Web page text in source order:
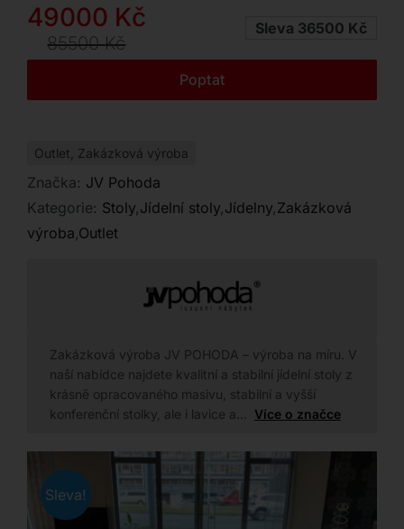
Sleva!
ihned k odběru.
85500Kč
Původní
cena
85500 Kč.
49000 Kč
Aktuální
cena
49000 Kč.
Sleva 36500 Kč
Poptat
Outlet Zakázková výroba
Značka: JV Pohoda
Kategorie: Stoly,Jídelní stoly,Jídelny,Zakázková
výroba,Outlet
Zakázková výroba JV POHODA – výroba na míru. V
naší nabídce najdete kvalitní a stabilní jídelní stoly z
krásně opracovaného masivu, stabilní a vyšší
konferenční stolky, ale i lavice a…
Více o značce